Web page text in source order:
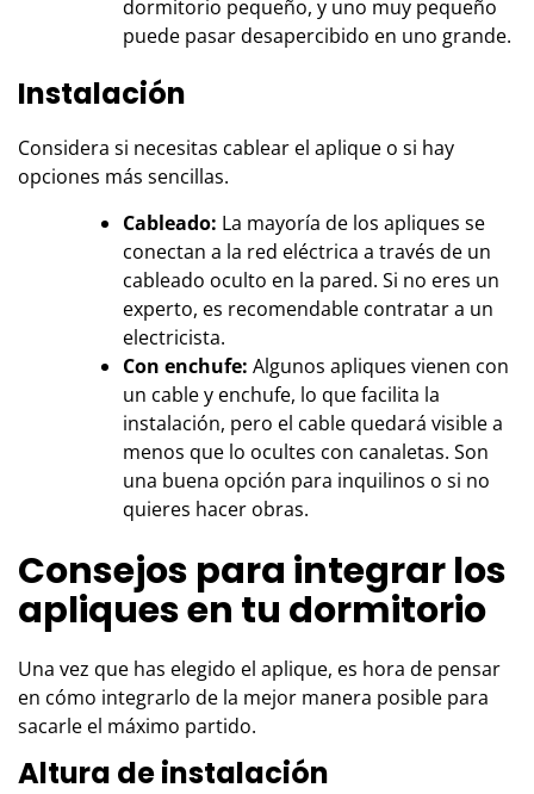
dormitorio pequeño, y uno muy pequeño
puede pasar desapercibido en uno grande.
Instalación
Considera si necesitas cablear el aplique o si hay
opciones más sencillas.
Cableado: La mayoría de los apliques se
conectan a la red eléctrica a través de un
cableado oculto en la pared. Si no eres un
experto, es recomendable contratar a un
electricista.
Con enchufe: Algunos apliques vienen con
un cable y enchufe, lo que facilita la
instalación, pero el cable quedará visible a
menos que lo ocultes con canaletas. Son
una buena opción para inquilinos o si no
quieres hacer obras.
Consejos para integrar los
apliques en tu dormitorio
Una vez que has elegido el aplique, es hora de pensar
en cómo integrarlo de la mejor manera posible para
sacarle el máximo partido.
Altura de instalación